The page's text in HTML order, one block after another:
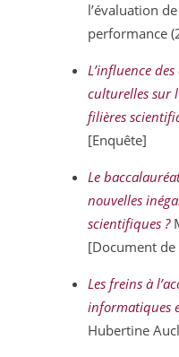
l’évaluation
performance
L’influence
culturelles sur
filières
[Enquête]
Le
nouvelles
scientifiques ?
[Document
Les freins à
informatiques
Hubertine